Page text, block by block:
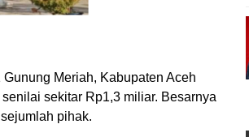
Meriah, Kabupaten Aceh
sekitar Rp1,3 miliar. Besarnya
pihak.